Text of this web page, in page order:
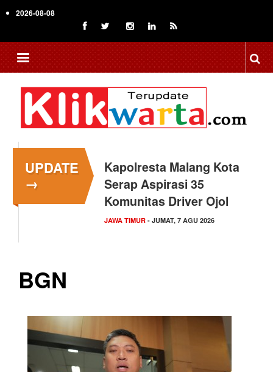
to
content
2026-08-08
UPDATE
→
Kapolresta Malang Kota
Serap Aspirasi 35
Komunitas Driver Ojol
JAWA TIMUR - JUMAT, 7 AGU 2026
BGN